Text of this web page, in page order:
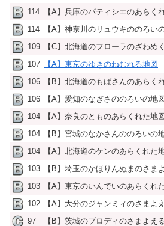
114 【A】兵庫のパティシエのあらく
114
【A】神奈川のリュウキののろい
109
【C】北海道のフローラのざわめ
107
【A】東京のゆきのねむれる地図
106
【B】北海道のもばさんのあらく
106
【A】愛知のなぎさののろいの地図
104
【A】奈良のとものあらくれた地図
104
【B】宮城のなかさんののろいの
104
【A】北海道のケンのあらくれた
103
【B】埼玉のかほりんぬまのさま
103
【A】東京のいんでいのあらくれ
102
【A】大分のジャンミィのさまよ
97
【B】茨城のブロディのさまよえ